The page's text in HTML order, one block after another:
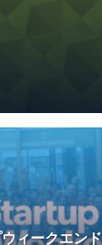
ィークエン